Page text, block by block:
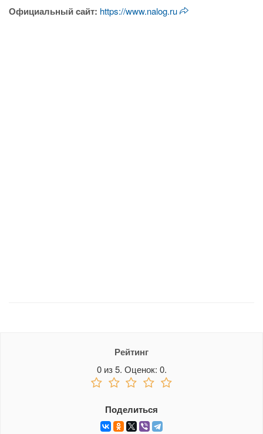
Официальный cайт: https://www.nalog.ru
Рейтинг
0из5. Оценок: 0.
Поделиться